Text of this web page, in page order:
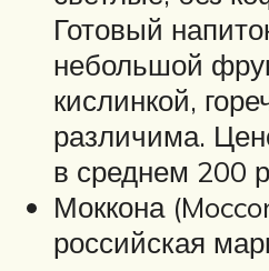
Готовый
небольшой
кислинкой,
различима.
в среднем 200
Моккона
российская